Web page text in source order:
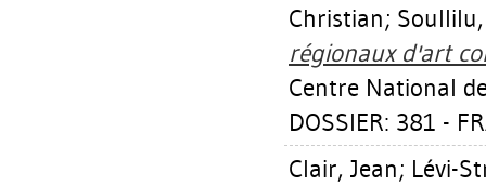
Christian;
régionaux d'art
Centre National
DOSSIER: 381 -
Clair, Jean; Lévi-